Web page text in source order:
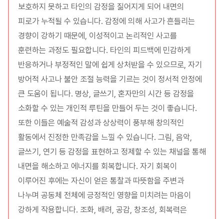
보호하지 못하고 타인의 감정을 짊어지게 되어 내면의
피로가 누적될 수 있습니다. 감정에 의해 사고가 흔들리는
경향이 강하기 때문에, 이성적이고 논리적인 사고를
훈련하는 과정도 필요합니다. 타인의 피드백에 민감하게
반응하거나 부정적인 말에 쉽게 상처받을 수 있으므로, 자기
방어적 사고나 불안 조절 능력을 기르는 것이 정서적 안정에
큰 도움이 됩니다. 명상, 글쓰기, 혼자만의 시간 등 감정을
소화할 수 있는 개인적 루틴을 만들어 두는 것이 좋습니다.
또한 이들은 예술적 감성과 상상력이 풍부해 창의적인
활동에서 진정한 만족감을 느낄 수 있습니다. 그림, 음악,
글쓰기, 연기 등 감정을 표현하고 정제할 수 있는 채널을 통해
내면을 해소하고 에너지를 회복합니다. 자기 회복이
이루어진 후에는 자신이 얻은 통찰과 따뜻함을 주변과
나누며 공동체 전체에 긍정적인 영향을 미치려는 마음이
강하게 작용합니다. 조화, 배려, 공감, 창조성, 회복력은